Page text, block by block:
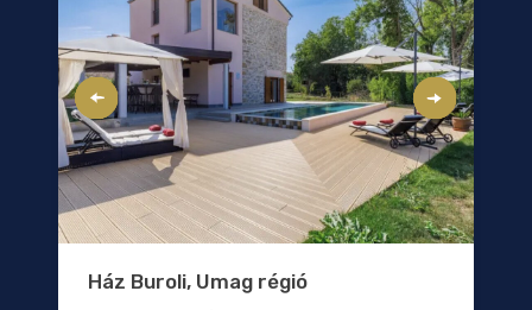
Ház Buroli, Umag régió